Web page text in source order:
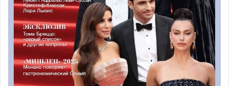
Свой отдых в клубе можно начать с расслабляющего
массажа. Здесь также предусмотрена собственная
парикмахерская. Помимо SPA-зоны, в клубе есть
ресторан, где итальянский шеф-повар предложит вам
специальное гастрономическое меню здоровой пищи.